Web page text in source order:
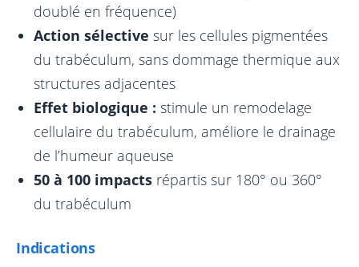
doublé en fréquence)
Action sélective sur les cellules pigmentées
du trabéculum, sans dommage thermique aux
structures adjacentes
Effet biologique : stimule un remodelage
cellulaire du trabéculum, améliore le drainage
de l’humeur aqueuse
50 à 100 impacts répartis sur 180° ou 360°
du trabéculum
Indications